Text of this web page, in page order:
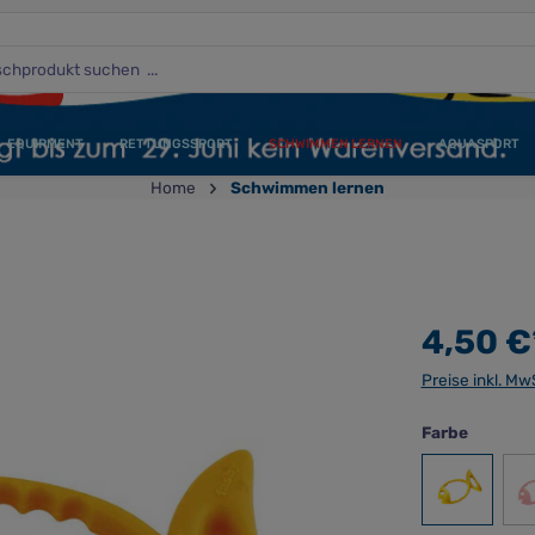
EQUIPMENT RETTUNGSSPORT SCHWIMMEN LERNEN AQUASPORT
Home Schwimmen lernen
4,50
Preise inkl.
Farbe
gelb